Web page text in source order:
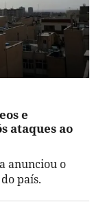
e
ataques ao
anunciou o
país.